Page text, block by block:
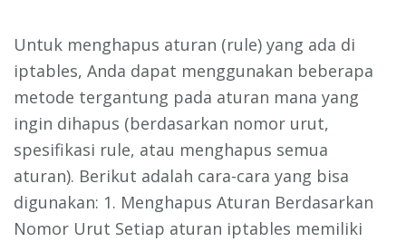
Untuk menghapus aturan (rule) yang ada di
iptables, Anda dapat menggunakan beberapa
metode tergantung pada aturan mana yang
ingin dihapus (berdasarkan nomor urut,
spesifikasi rule, atau menghapus semua
aturan). Berikut adalah cara-cara yang bisa
digunakan: 1. Menghapus Aturan Berdasarkan
Nomor Urut Setiap aturan iptables memiliki